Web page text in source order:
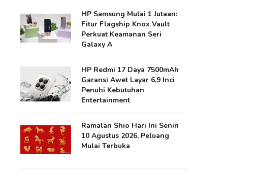
HP Samsung Mulai 1 Jutaan:
Fitur Flagship Knox Vault
Perkuat Keamanan Seri
Galaxy A
HP Redmi 17 Daya 7500mAh
Garansi Awet Layar 6,9 Inci
Penuhi Kebutuhan
Entertainment
Ramalan Shio Hari Ini Senin
10 Agustus 2026, Peluang
Mulai Terbuka